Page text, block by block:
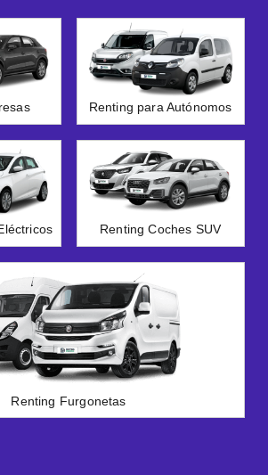
Renting para Autónomos
Renting Coches SUV
Renting Furgonetas